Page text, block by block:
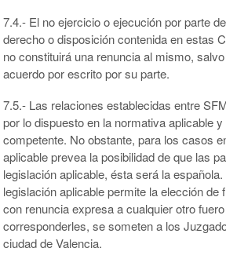
7.4.- El no ejercicio o ejecución por parte
derecho o disposición contenida en estas
no constituirá una renuncia al mismo,
acuerdo por escrito por su parte.
7.5.- Las relaciones establecidas entre
por lo dispuesto en la normativa aplicable
competente. No obstante, para los casos
aplicable prevea la posibilidad de que las
legislación aplicable, ésta será la
legislación aplicable permite la elección de
con renuncia expresa a cualquier otro
corresponderles, se someten a los
ciudad de Valencia.